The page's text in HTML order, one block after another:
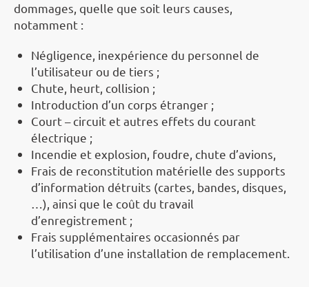
dommages, quelle que soit leurs causes,
notamment :
Négligence, inexpérience du personnel de
l’utilisateur ou de tiers ;
Chute, heurt, collision ;
Introduction d’un corps étranger ;
Court – circuit et autres effets du courant
électrique ;
Incendie et explosion, foudre, chute d’avions,
Frais de reconstitution matérielle des supports
d’information détruits (cartes, bandes, disques,
…), ainsi que le coût du travail
d’enregistrement ;
Frais supplémentaires occasionnés par
l’utilisation d’une installation de remplacement.